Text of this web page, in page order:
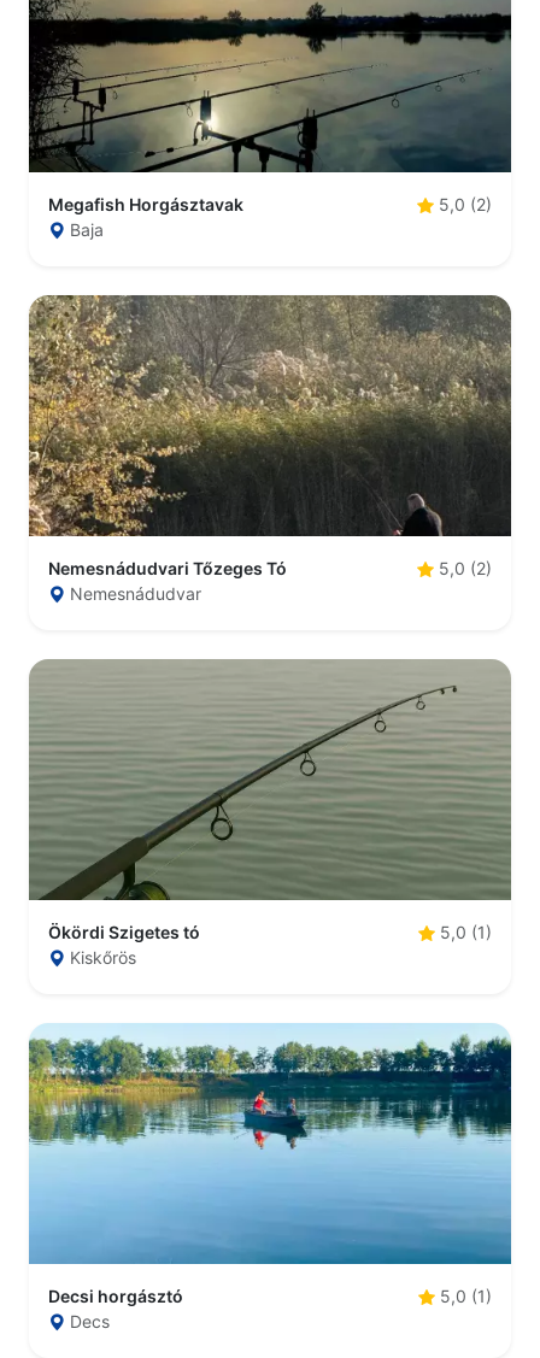
Megafish Horgásztavak
5,0 (2)
Baja
Nemesnádudvari Tőzeges Tó
5,0 (2)
Nemesnádudvar
Ökördi Szigetes tó
5,0 (1)
Kiskőrös
Decsi horgásztó
5,0 (1)
Decs